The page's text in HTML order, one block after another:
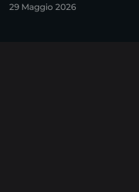
29 Maggio 2026